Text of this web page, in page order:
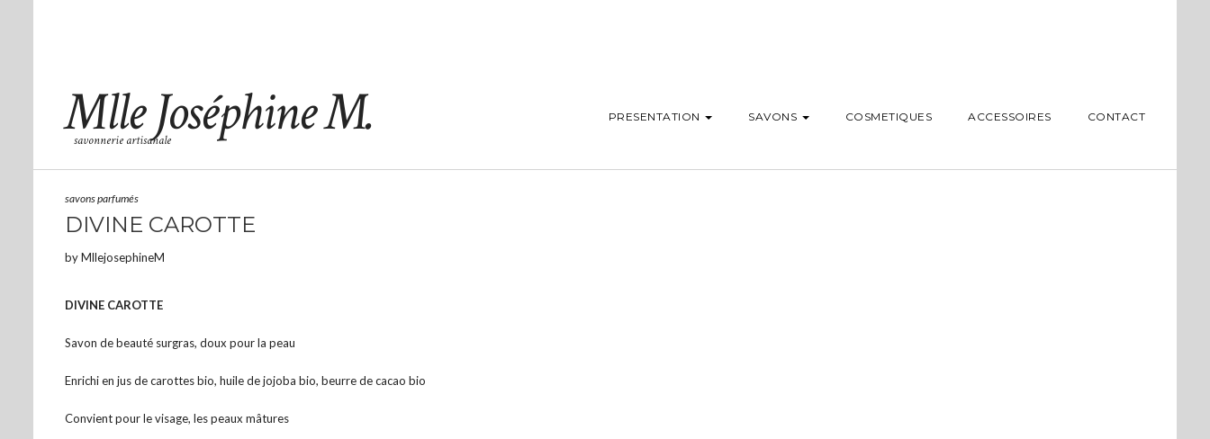
Mlle Joséphine M.
savonnerie artisanale
PRESENTATION SAVONS COSMETIQUES ACCESSOIRES CONTACT
savons parfumés
DIVINE CAROTTE
byMllejosephineM
DIVINE CAROTTE
Savon de beauté surgras, doux pour la peau
Enrichi en jus de carottes bio, huile de jojoba bio, beurre de cacao bio
Convient pour le visage, les peaux mâtures